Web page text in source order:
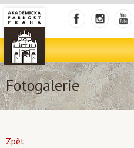
Fotogalerie
Zpět